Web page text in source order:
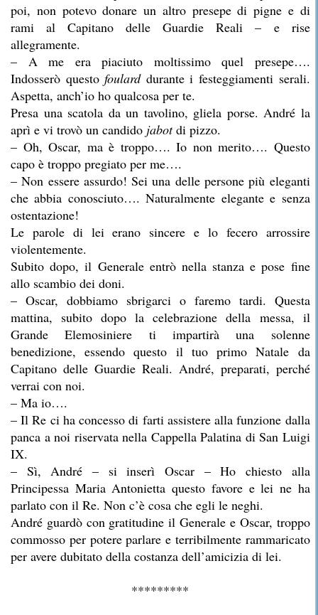
poi, non potevo donare un altro presepe di pigne e di
rami al Capitano delle Guardie Reali – e rise
allegramente.
– A me era piaciuto moltissimo quel presepe….
Indosserò questofoularddurante i festeggiamenti serali.
Aspetta, anch’io ho qualcosa per te.
Presa una scatola da un tavolino, gliela porse. André la
aprì e vi trovò un candido jabotdi pizzo.
– Oh, Oscar, ma è troppo…. Io non merito…. Questo
capo è troppo pregiato per me….
– Non essere assurdo! Sei una delle persone più eleganti
che abbia conosciuto…. Naturalmente elegante e senza
ostentazione!
Le parole di lei erano sincere e lo fecero arrossire
violentemente.
Subito dopo, il Generale entrò nella stanza e pose fine
allo scambio dei doni.
– Oscar, dobbiamo sbrigarci o faremo tardi. Questa
mattina, subito dopo la celebrazione della messa, il
Grande Elemosiniere ti impartirà una solenne
benedizione, essendo questo il tuo primo Natale da
Capitano delle Guardie Reali. André, preparati, perché
verrai con noi.
– Ma io….
– Il Re ci ha concesso di farti assistere alla funzione dalla
panca a noi riservata nella Cappella Palatina di San Luigi
IX.
– Sì, André – si inserì Oscar – Ho chiesto alla
Principessa Maria Antonietta questo favore e lei ne ha
parlato con il Re. Non c’è cosa che egli le neghi.
André guardò con gratitudine il Generale e Oscar, troppo
commosso per potere parlare e terribilmente rammaricato
per avere dubitato della costanza dell’amicizia di lei.
*********